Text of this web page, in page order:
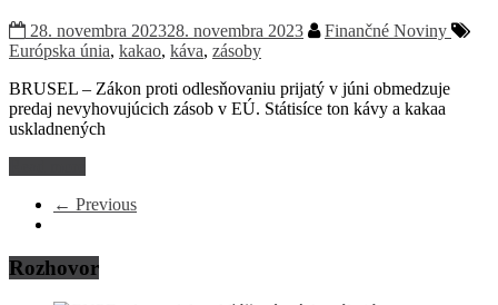
28. novembra 202328. novembra 2023
Finančné Noviny
Európska únia, kakao, káva, zásoby
BRUSEL – Zákon proti odlesňovaniu prijatý v júni obmedzuje
predaj nevyhovujúcich zásob v EÚ. Státisíce ton kávy a kakaa
uskladnených
← Previous
Rozhovor